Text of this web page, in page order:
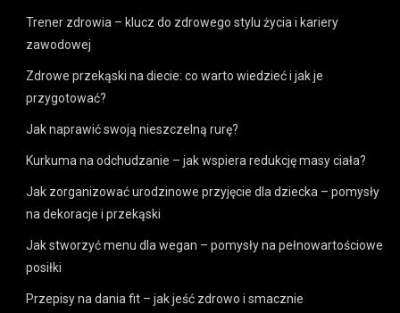
Trener zdrowia – klucz do zdrowego stylu życia i kariery
zawodowej
Zdrowe przekąski na diecie: co warto wiedzieć i jak je
przygotować?
Jak naprawić swoją nieszczelną rurę?
Kurkuma na odchudzanie – jak wspiera redukcję masy ciała?
Jak zorganizować urodzinowe przyjęcie dla dziecka – pomysły
na dekoracje i przekąski
Jak stworzyć menu dla wegan – pomysły na pełnowartościowe
posiłki
Przepisy na dania fit – jak jeść zdrowo i smacznie